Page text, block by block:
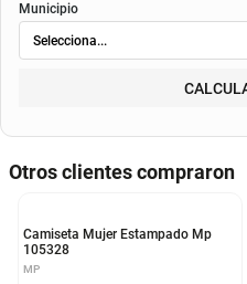
Municipio
Otros clientes compraron
Camiseta Mujer Estampado Mp
105328
MP